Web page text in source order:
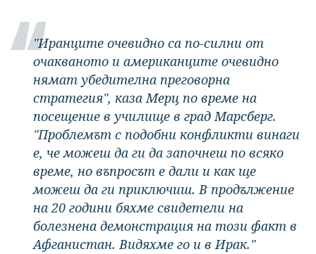
"Иранците очевидно са по-силни от
очакваното и американците очевидно
нямат убедителна преговорна
стратегия", каза Мерц по време на
посещение в училище в град Марсберг.
"Проблемът с подобни конфликти винаги
е, че можеш да ги да започнеш по всяко
време, но въпросът е дали и как ще
можеш да ги приключиш. В продължение
на 20 години бяхме свидетели на
болезнена демонстрация на този факт в
Афганистан. Видяхме го и в Ирак."